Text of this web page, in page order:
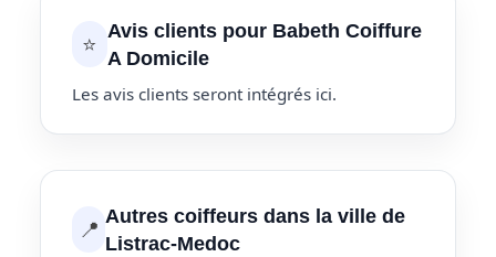
⭐ Avis clients pour Babeth Coiffure
A Domicile
Les avis clients seront intégrés ici.
📍 Autres coiffeurs dans la ville de
Listrac-Medoc